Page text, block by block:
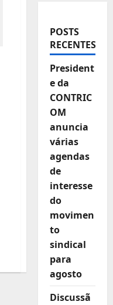
POSTS
RECENTES
President
e da
CONTRIC
OM
anuncia
várias
agendas
de
interesse
do
movimen
to
sindical
para
agosto
Discussã